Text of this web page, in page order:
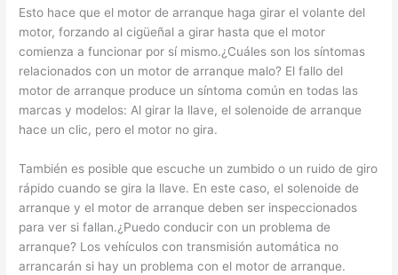
Esto hace que el motor de arranque haga girar el volante del
motor, forzando al cigüeñal a girar hasta que el motor
comienza a funcionar por sí mismo.¿Cuáles son los síntomas
relacionados con un motor de arranque malo? El fallo del
motor de arranque produce un síntoma común en todas las
marcas y modelos: Al girar la llave, el solenoide de arranque
hace un clic, pero el motor no gira.
También es posible que escuche un zumbido o un ruido de giro
rápido cuando se gira la llave. En este caso, el solenoide de
arranque y el motor de arranque deben ser inspeccionados
para ver si fallan.¿Puedo conducir con un problema de
arranque? Los vehículos con transmisión automática no
arrancarán si hay un problema con el motor de arranque.